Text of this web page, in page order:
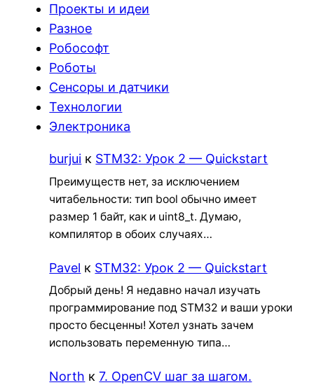
Проекты и идеи
Разное
Робософт
Роботы
Сенсоры и датчики
Технологии
Электроника
burjui к STM32: Урок 2 — Quickstart
Преимуществ нет, за исключением
читабельности: тип bool обычно имеет
размер 1 байт, как и uint8_t. Думаю,
компилятор в обоих случаях…
Pavel к STM32: Урок 2 — Quickstart
Добрый день! Я недавно начал изучать
программирование под STM32 и ваши уроки
просто бесценны! Хотел узнать зачем
использовать переменную типа…
North к7. OpenCV шаг за шагом.